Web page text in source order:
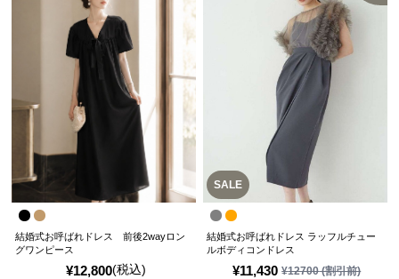
¥12,800(税込)
結婚式お呼ばれドレス 前後2wayロン
グワンピース
SALE
¥11,430 ¥12700(割引前)
結婚式お呼ばれドレス ラッフルチュー
ルボディコンドレス